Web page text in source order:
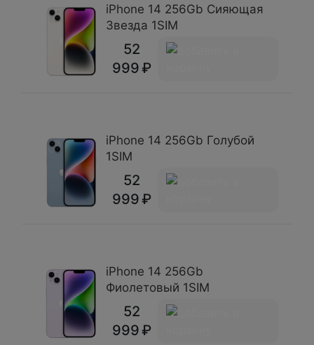
iPhone 14 256Gb Сияющая
Звезда 1SIM
52
999
iPhone 14 256Gb Голубой
1SIM
52
999
iPhone 14 256Gb
Фиолетовый 1SIM
52
999